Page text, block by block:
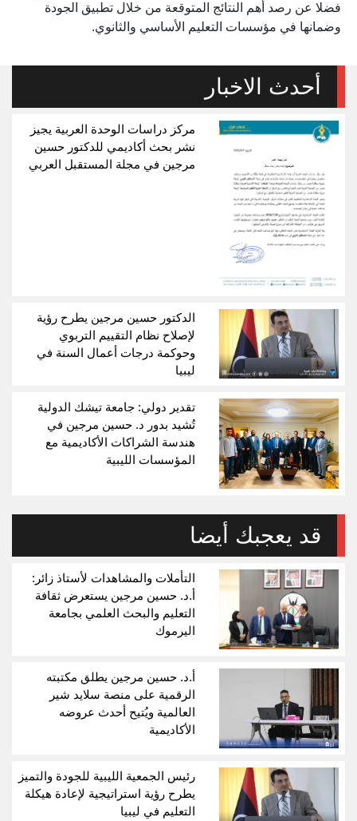
فضلا عن رصد أهم النتائج المتوقعة من خلال تطبيق الجودة
وضمانها في مؤسسات التعليم الأساسي والثانوي.
أحدث الاخبار
مركز دراسات الوحدة العربية يجيز
نشر بحث أكاديمي للدكتور حسين
مرجين في مجلة المستقبل العربي
الدكتور حسين مرجين يطرح رؤية
لإصلاح نظام التقييم التربوي
وحوكمة درجات أعمال السنة في
ليبيا
تقدير دولي: جامعة تيشك الدولية
تُشيد بدور د. حسين مرجين في
هندسة الشراكات الأكاديمية مع
المؤسسات الليبية
قد يعجبك أيضا
التأملات والمشاهدات لأستاذ زائر:
أ.د. حسين مرجين يستعرض ثقافة
التعليم والبحث العلمي بجامعة
اليرموك
أ.د. حسين مرجين يطلق مكتبته
الرقمية على منصة سلايد شير
العالمية ويُتيح أحدث عروضه
الأكاديمية
رئيس الجمعية الليبية للجودة والتميز
يطرح رؤية استراتيجية لإعادة هيكلة
التعليم في ليبيا